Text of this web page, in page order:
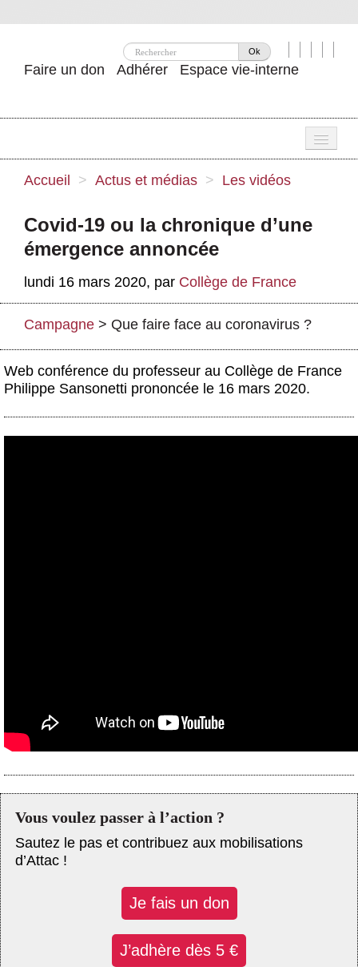
Ok
Faire un don Adhérer Espace vie-interne
Nos idées
Publications
Agenda
Actus et médias
Boutique
Accueil > Actus et médias > Les vidéos
Covid-19 ou la chronique d’une
émergence annoncée
lundi 16 mars 2020, par Collège de France
Campagne > Que faire face au coronavirus ?
Web conférence du professeur au Collège de France
Philippe Sansonetti prononcée le 16 mars 2020.
Vous voulez passer à l’action ?
Sautez le pas et contribuez aux mobilisations
d’Attac !
Je fais un don
J’adhère dès 5 €